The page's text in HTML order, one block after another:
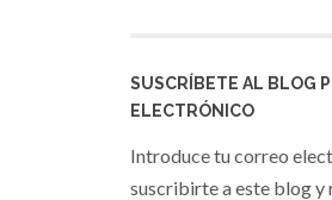
SUSCRÍBETE AL BLOG
ELECTRÓNICO
Introduce tu correo
suscribirte a este blog y